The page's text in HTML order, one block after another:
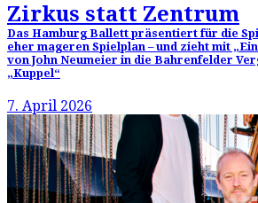
Zirkus statt Zentrum
Das Hamburg Ballett präsentiert für die
eher mageren Spielplan – und zieht mit
von John Neumeier in die Bahrenfelder
„Kuppel“
7. April 2026